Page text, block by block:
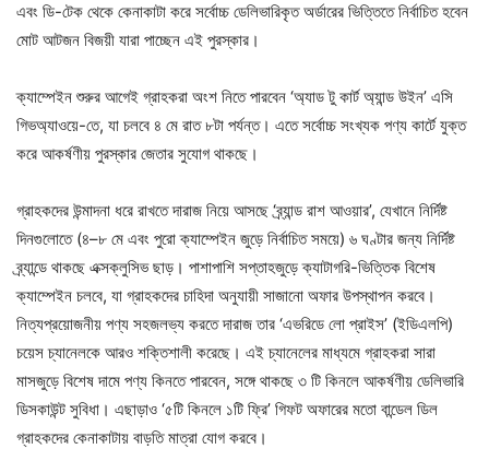
এবং ডি-টেক থেকে কেনাকাটা করে সর্বোচ্চ ডেলিভারিকৃত অর্ডারের ভিত্তিতে নির্বাচিত হবেন
মোট আটজন বিজয়ী যারা পাচ্ছেন এই পুরস্কার।
ক্যাম্পেইন শুরুর আগেই গ্রাহকরা অংশ নিতে পারবেন ‘অ্যাড টু কার্ট অ্যান্ড উইন’ এসি
গিভঅ্যাওয়ে-তে, যা চলবে ৪ মে রাত ৮টা পর্যন্ত। এতে সর্বোচ্চ সংখ্যক পণ্য কার্টে যুক্ত
করে আকর্ষণীয় পুরস্কার জেতার সুযোগ থাকছে।
গ্রাহকদের উন্মাদনা ধরে রাখতে দারাজ নিয়ে আসছে ‘ব্র্যান্ড রাশ আওয়ার’, যেখানে নির্দিষ্ট
দিনগুলোতে (৪–৮ মে এবং পুরো ক্যাম্পেইন জুড়ে নির্বাচিত সময়ে) ৬ ঘণ্টার জন্য নির্দিষ্ট
ব্র্যান্ডে থাকছে এক্সক্লুসিভ ছাড়। পাশাপাশি সপ্তাহজুড়ে ক্যাটাগরি-ভিত্তিক বিশেষ
ক্যাম্পেইন চলবে, যা গ্রাহকদের চাহিদা অনুযায়ী সাজানো অফার উপস্থাপন করবে।
নিত্যপ্রয়োজনীয় পণ্য সহজলভ্য করতে দারাজ তার ‘এভরিডে লো প্রাইস’ (ইডিএলপি)
চয়েস চ্যানেলকে আরও শক্তিশালী করেছে। এই চ্যানেলের মাধ্যমে গ্রাহকরা সারা
মাসজুড়ে বিশেষ দামে পণ্য কিনতে পারবেন, সঙ্গে থাকছে ৩ টি কিনলে আকর্ষণীয় ডেলিভারি
ডিসকাউন্ট সুবিধা। এছাড়াও ‘৫টি কিনলে ১টি ফ্রি’ গিফট অফারের মতো বান্ডেল ডিল
গ্রাহকদের কেনাকাটায় বাড়তি মাত্রা যোগ করবে।